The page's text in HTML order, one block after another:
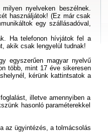
nyelveken beszélnek.
használjátok! (Ez már csak
egy szállásadóval,
Ha telefonon hívjátok fel a
akik csak lengyelül tudnak!
egyszerűen magyar nyelvű
több, mint 17 éve sikeresen
kérünk kattintsatok a
illetve amennyiben a
hasonló paraméterekkel
az ügyintézés, a tolmácsolás